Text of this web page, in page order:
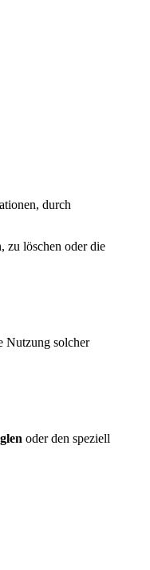
durch
zu löschen oder die
Nutzung solcher
oder den speziell